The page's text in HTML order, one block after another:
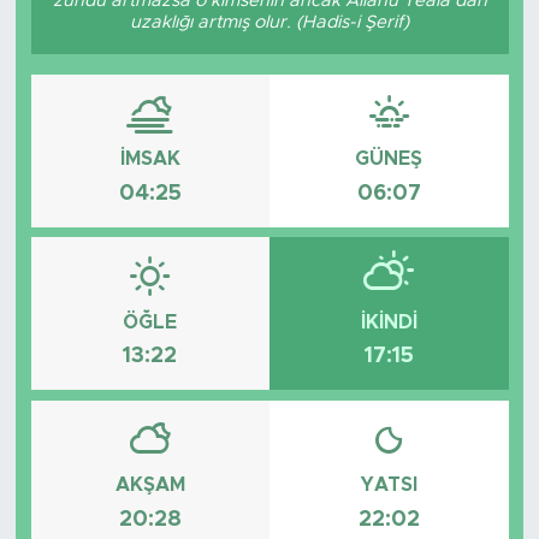
uzaklığı artmış olur. (Hadis-i Şerif)
İMSAK
04:25
GÜNEŞ
06:07
ÖĞLE
13:22
İKINDI
17:15
AKŞAM
20:28
YATSI
22:02
Resmi İlanlar
Söyleşi
Foto Şaka
Teknoloji
Politika